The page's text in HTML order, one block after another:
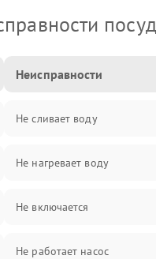
Неисправности
Не сливает воду
Не нагревает воду
Не включается
Не работает насос